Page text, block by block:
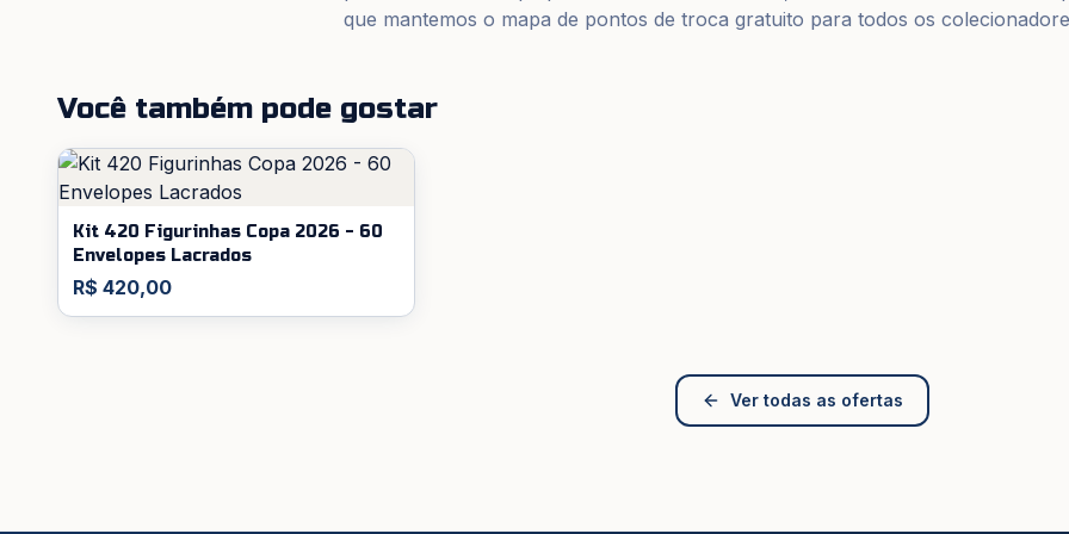
que mantemos o mapa de pontos de troca gratuito para todos os
Você também pode gostar
Kit 420 Figurinhas Copa 2026 - 60
Envelopes Lacrados
R$ 420,00
Ver todas as ofertas